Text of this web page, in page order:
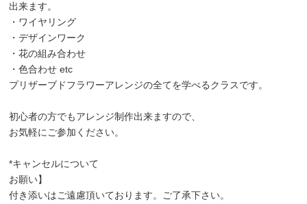
出来ます。
・ワイヤリング
・デザインワーク
・花の組み合わせ
・色合わせ etc
プリザーブドフラワーアレンジの全てを学べるクラスです。
初心者の方でもアレンジ制作出来ますので、
お気軽にご参加ください。
*キャンセルについて
お願い】
付き添いはご遠慮頂いております。ご了承下さい。